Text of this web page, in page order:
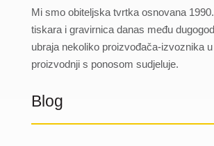
Mi smo obiteljska tvrtka osnovana
tiskara i gravirnica danas među
ubraja nekoliko proizvođača-izvoznika
proizvodnji s ponosom sudjeluje.
Blog